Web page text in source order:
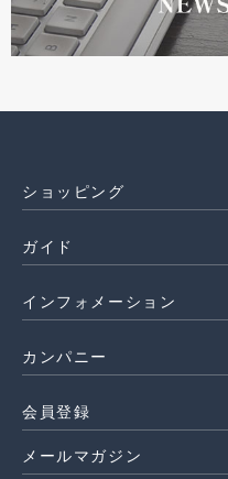
ショッピング
ガイド
インフォメーション
カンパニー
会員登録
メールマガジン